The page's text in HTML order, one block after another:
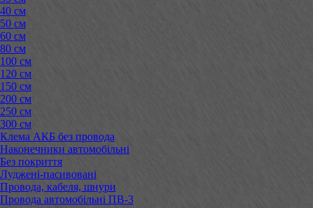
40 см
50 см
60 см
80 см
100 см
120 см
150 см
200 см
250 см
300 см
Клема АКБ без провода
Наконечники автомобільні
Без покриття
Луджені-пасивовані
Провода, кабеля, шнури
Провода автомобільні ПВ-3